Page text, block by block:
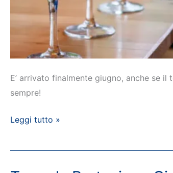
E’ arrivato finalmente giugno, anche se
sempre!
Aperitivi
Leggi tutto »